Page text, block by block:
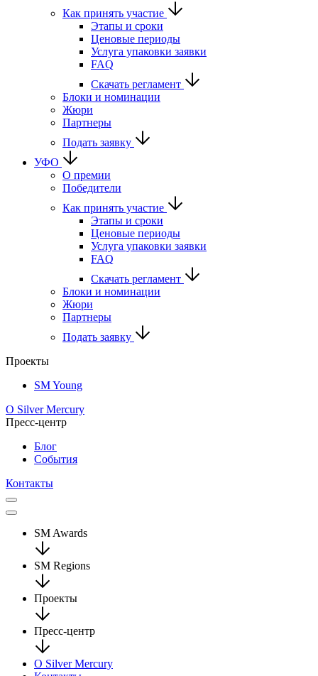
Как принять участие
Этапы и сроки
Ценовые периоды
Услуга упаковки заявки
FAQ
Скачать регламент
Блоки и номинации
Жюри
Партнеры
Подать заявку
УФО
О премии
Победители
Как принять участие
Этапы и сроки
Ценовые периоды
Услуга упаковки заявки
FAQ
Скачать регламент
Блоки и номинации
Жюри
Партнеры
Подать заявку
Проекты
SM Young
О Silver Mercury
Пресс-центр
Блог
События
Контакты
SM Awards
SM Regions
Проекты
Пресс-центр
О Silver Mercury